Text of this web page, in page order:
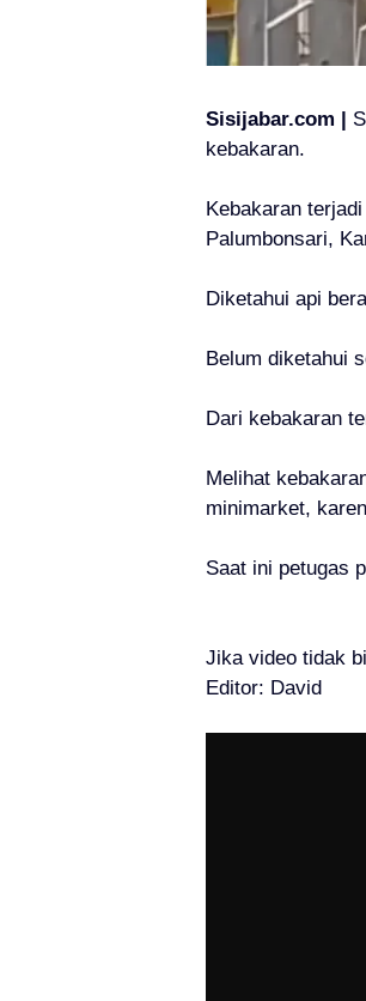
Sisijabar.com |
kebakaran.
Kebakaran
Palumbonsari,
Diketahui api
Belum diketahui
Dari kebakaran
Melihat
minimarket,
Saat ini petugas
Jika video tidak
Editor: David